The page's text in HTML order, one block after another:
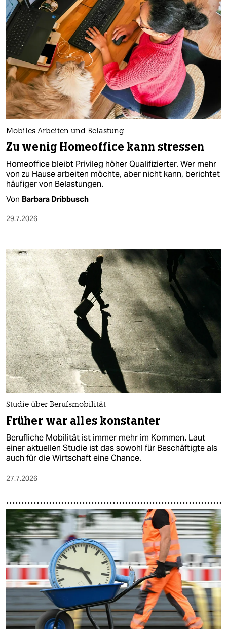
Mobiles Arbeiten und Belastung
Zu wenig Homeoffice kann stressen
Homeoffice bleibt Privileg höher Qualifizierter. Wer mehr
von zu Hause arbeiten möchte, aber nicht kann, berichtet
häufiger von Belastungen.
Von Barbara Dribbusch
29.7.2026
Studie über Berufsmobilität
Früher war alles konstanter
Berufliche Mobilität ist immer mehr im Kommen. Laut
einer aktuellen Studie ist das sowohl für Beschäftigte als
auch für die Wirtschaft eine Chance.
27.7.2026